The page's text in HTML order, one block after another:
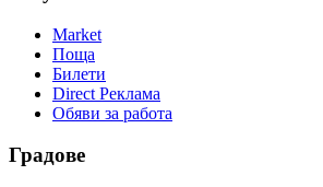
Market
Поща
Билети
Direct Реклама
Обяви за работа
Градове